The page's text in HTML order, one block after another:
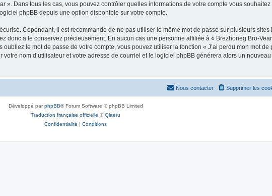
». Dans tous les cas, vous pouvez contrôler quelles informations de votre compte vous
phpBB depuis une option disponible sur votre compte.
Cependant, il est recommandé de ne pas utiliser le même mot de passe sur plusieurs sites
donc à le conservez précieusement. En aucun cas une personne affiliée à « Brezhoneg Bro-
le mot de passe de votre compte, vous pouvez utiliser la fonction « J’ai perdu mon mot
nom d’utilisateur et votre adresse de courriel et le logiciel phpBB générera alors un
Supprimer les
Nous contacter
Développé parphpBB® Forum Software © phpBB Limited
Traduction française officielle ©Qiaeru
Confidentialité | Conditions